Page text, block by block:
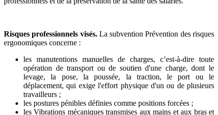
Risques professionnels visés. La subvention Prévention des risques
ergonomiques concerne :
les manutentions manuelles de charges, c’est-à-dire toute
opération de transport ou de soutien d'une charge, dont le
levage, la pose, la poussée, la traction, le port ou le
déplacement, qui exige l'effort physique d'un ou de plusieurs
travailleurs ;
les postures pénibles définies comme positions forcées ;
les Vibrations mécaniques transmises aux mains et aux bras et